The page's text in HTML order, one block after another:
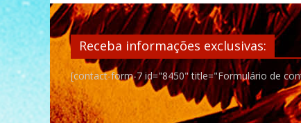
Receba informações exclusivas:
[contact-form-7 id="8450" title="Formulário de